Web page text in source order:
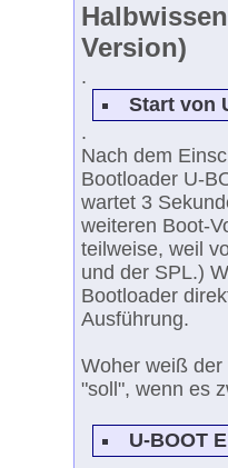
Version)
.
Start von
.
Nach dem
Bootloader U-
wartet 3
weiteren Boot-
teilweise, weil
und der SPL.)
Bootloader
Ausführung.
Woher weiß
"soll", wenn es
U-BOOT